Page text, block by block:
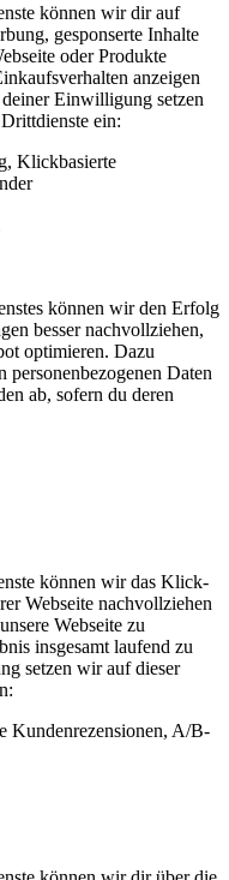
können wir dir auf
gesponserte Inhalte
oder Produkte
anzeigen
Einwilligung setzen
ein:
Klickbasierte
können wir den Erfolg
besser nachvollziehen,
optimieren. Dazu
personenbezogenen Daten
ab, sofern du deren
können wir das Klick-
Webseite nachvollziehen
Webseite zu
insgesamt laufend zu
setzen wir auf dieser
Kundenrezensionen, A/B-